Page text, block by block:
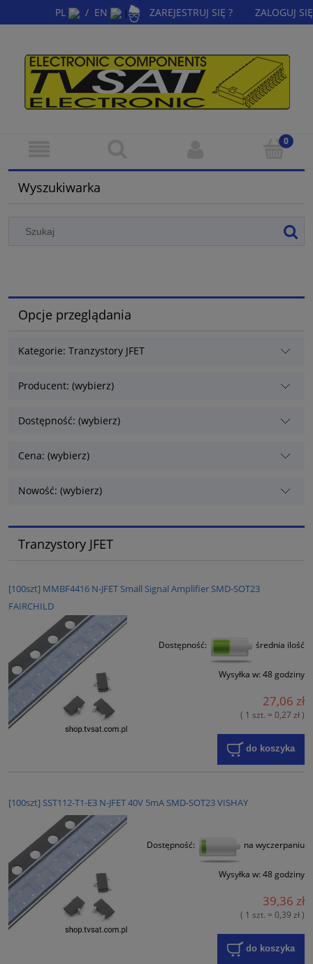
PL / EN | ZAREJESTRUJ SIĘ ? ZALOGUJ SIĘ
Wyszukiwarka
Opcje przeglądania
Kategorie: Tranzystory JFET
Producent: (wybierz)
Dostępność: (wybierz)
Cena: (wybierz)
Nowość: (wybierz)
Tranzystory JFET
[100szt] MMBF4416 N-JFET Small Signal Amplifier SMD-SOT23
FAIRCHILD
Dostępność: średnia ilość
Wysyłka w: 48 godziny
27,06 zł
( 1 szt. = 0,27 zł )
do koszyka
[100szt] SST112-T1-E3 N-JFET 40V 5mA SMD-SOT23 VISHAY
Dostępność: na wyczerpaniu
Wysyłka w: 48 godziny
39,36 zł
( 1 szt. = 0,39 zł )
do koszyka